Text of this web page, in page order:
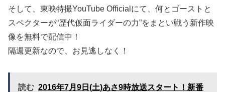
そして、東映特撮YouTube Officialにて、何とゴーストと
スペクターが“歴代仮面ライダーの力”をまとい戦う新作映
像を無料で配信中！
隔週更新なので、お見逃しなく！
読む 2016年7月9日(土)あさ9時放送スタート！新番